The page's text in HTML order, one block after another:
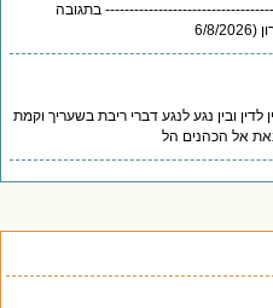
בתגובה
ובין נגע לנגע דברי ריבת בשעריך וקמת
אל הכהנים הל